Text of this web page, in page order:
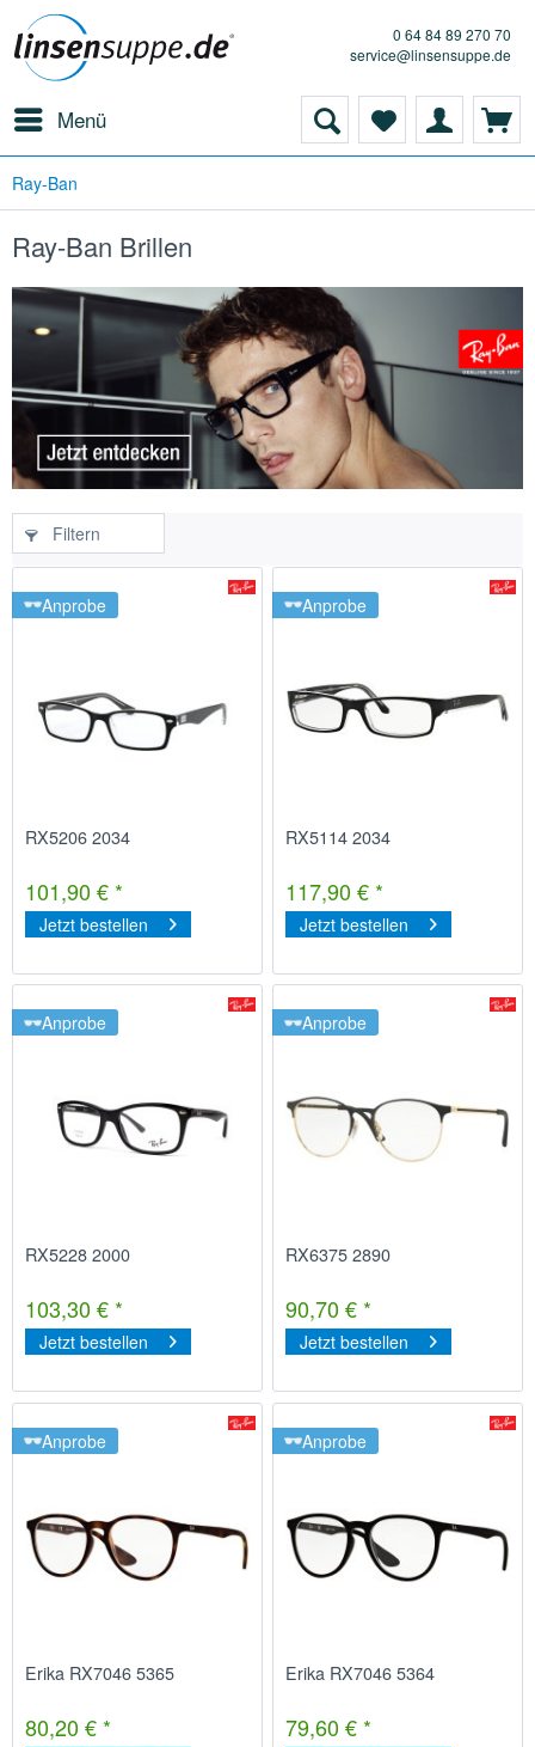
0 64 84 89 270 70
service@linsensuppe.de
Menü
Ray-Ban
Ray-Ban Brillen
Filtern
Anprobe
RX5206 2034
101,90 € *
Jetzt bestellen
Anprobe
RX5114 2034
117,90 € *
Jetzt bestellen
Anprobe
RX5228 2000
103,30 € *
Jetzt bestellen
Anprobe
RX6375 2890
90,70 € *
Jetzt bestellen
Anprobe
Erika RX7046 5365
80,20 € *
Anprobe
Erika RX7046 5364
79,60 € *